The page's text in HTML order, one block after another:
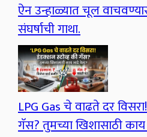
ऐन उन्हाळ्यात चूल
संघर्षाची गाथा.
LPG Gas चे वाढते दर
गॅस? तुमच्या खिशासाठी